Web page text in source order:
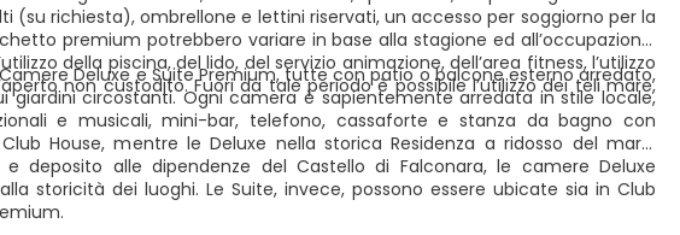
Deluxe e Suite Premium, tutte con patio o balcone esterno arredato,
circostanti. Ogni camera è sapientemente arredata in stile locale,
e musicali, mini-bar, telefono, cassaforte e stanza da bagno con
House, mentre le Deluxe nella storica Residenza a ridosso del mare.
deposito alle dipendenze del Castello di Falconara, le camere Deluxe
storicità dei luoghi. Le Suite, invece, possono essere ubicate sia in Club
(su richiesta), ombrellone e lettini riservati, un accesso per soggiorno per la
premium potrebbero variare in base alla stagione ed all’occupazione.
della piscina, del lido, del servizio animazione, dell’area fitness, l’utilizzo
non custodito. Fuori da tale periodo è possibile l’utilizzo dei teli mare,